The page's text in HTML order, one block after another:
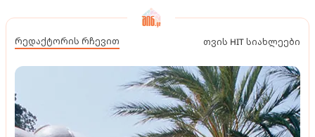
რედაქტორის რჩევით თვის HIT სიახლეები